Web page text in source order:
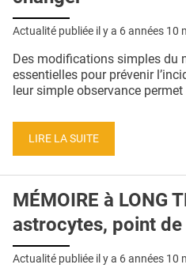
Actualité publiée il y a 6 années 10
Des modifications simples du
essentielles pour prévenir
leur simple observance
LIRE LA SUITE
MÉMOIRE à LONG
astrocytes, point
Actualité publiée il y a 6 années 10